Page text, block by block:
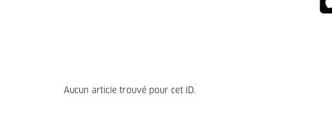
Aucun article trouvé pour cet ID.